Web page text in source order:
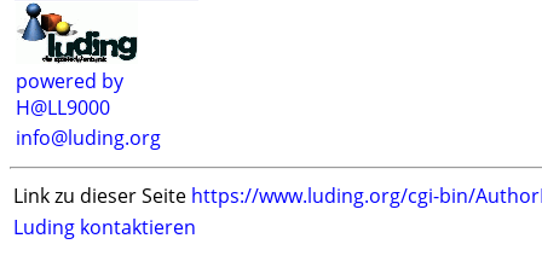
powered by
H@LL9000
info@luding.org
Link zu dieser Seite https://www.luding.org/cgi-bin/
Luding kontaktieren